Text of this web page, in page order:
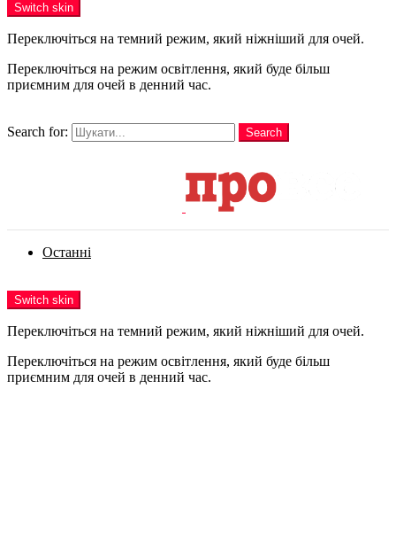
Switch skin
Переключіться на темний режим, який ніжніший для очей.
Переключіться на режим освітлення, який буде більш
приємним для очей в денний час.
Search for:
Search
Останні
Switch skin
Переключіться на темний режим, який ніжніший для очей.
Переключіться на режим освітлення, який буде більш
приємним для очей в денний час.